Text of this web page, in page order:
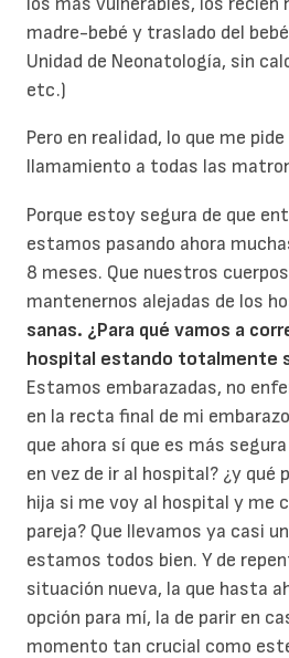
madre-bebé y traslado del
Unidad de Neonatología, sin
etc.)
Pero en realidad, lo que me
llamamiento a todas las
Porque estoy segura de que
estamos pasando ahora
8 meses. Que nuestros
mantenernos alejadas de los
sanas. ¿Para qué vamos a
hospital estando totalmente
Estamos embarazadas, no
en la recta final de mi
que ahora sí que es más
en vez de ir al hospital? ¿y qué
hija si me voy al hospital y me
pareja? Que llevamos ya casi
estamos todos bien. Y de
situación nueva, la que hasta
opción para mí, la de parir en
momento tan crucial como